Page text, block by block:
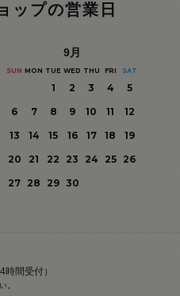
ップの営業日
9月
SUN MON TUE WED THU FRI SAT
1 2 3 4
5
6
7 8 9 10 11
12
13
14 15 16 17 18
19
20
21 22 23 24 25
26
27 28 29 30
間受付）
。